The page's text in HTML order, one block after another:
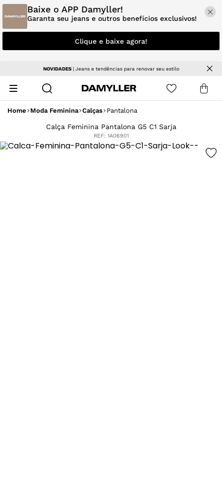
Baixe o APP Damyller!
Garanta seu jeans e outros benefícios exclusivos!
Clique e baixe agora!
NOVIDADES| Jeans e tendências para renovar seu estilo
Home Moda Feminina Calças Pantalona
Calça Feminina Pantalona G5 C1 Sarja
REF: 1A06901